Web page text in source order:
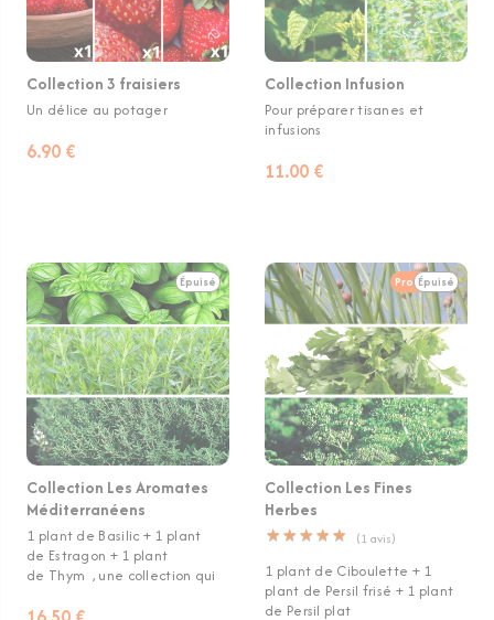
Collection 3 fraisiers
Un délice au potager
6.90 €
Collection Infusion
Pour préparer tisanes et
infusions
11.00 €
Épuisé
Collection Les Aromates
Méditerranéens
1 plant de Basilic + 1 plant
de Estragon + 1 plant
de Thym , une collection qui
Épuisé
Promotion
Collection Les Fines
Herbes
★ ★ ★ ★ ★
★ ★ ★ ★ ★ (1avis)
1 plant de Ciboulette + 1
plant de Persil frisé + 1 plant
de Persil plat